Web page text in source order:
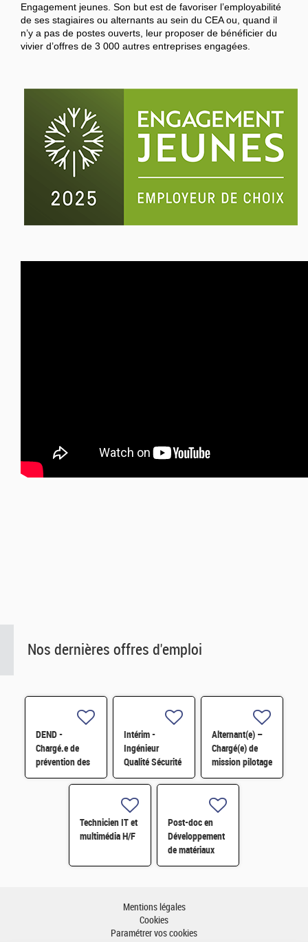
Engagement jeunes. Son but est de favoriser l’employabilité
de ses stagiaires ou alternants au sein du CEA ou, quand il
n’y a pas de postes ouverts, leur proposer de bénéficier du
vivier d’offres de 3 000 autres entreprises engagées.
Nos dernières offres d'emploi
DEND -
Chargé.e de
prévention des
risques
professionnels
radioprotection
Intérim -
Ingénieur
Qualité Sécurité
Environnement
(QSE) H/F
Alternant(e) –
Chargé(e) de
mission pilotage
de projets et
transformation
digitale H/F
Technicien IT et
multimédia H/F
Post-doc en
Développement
de matériaux
dérivés de
par des
composés redox
H/F
Mentions légales
Cookies
Paramétrer vos cookies